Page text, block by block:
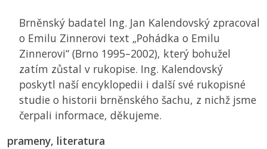
Brněnský badatel Ing. Jan Kalendovský zpracoval
o Emilu Zinnerovi text „Pohádka o Emilu
Zinnerovi“ (Brno 1995–2002), který bohužel
zatím zůstal v rukopise. Ing. Kalendovský
poskytl naší encyklopedii i další své rukopisné
studie o historii brněnského šachu, z nichž jsme
čerpali informace, děkujeme.
prameny, literatura